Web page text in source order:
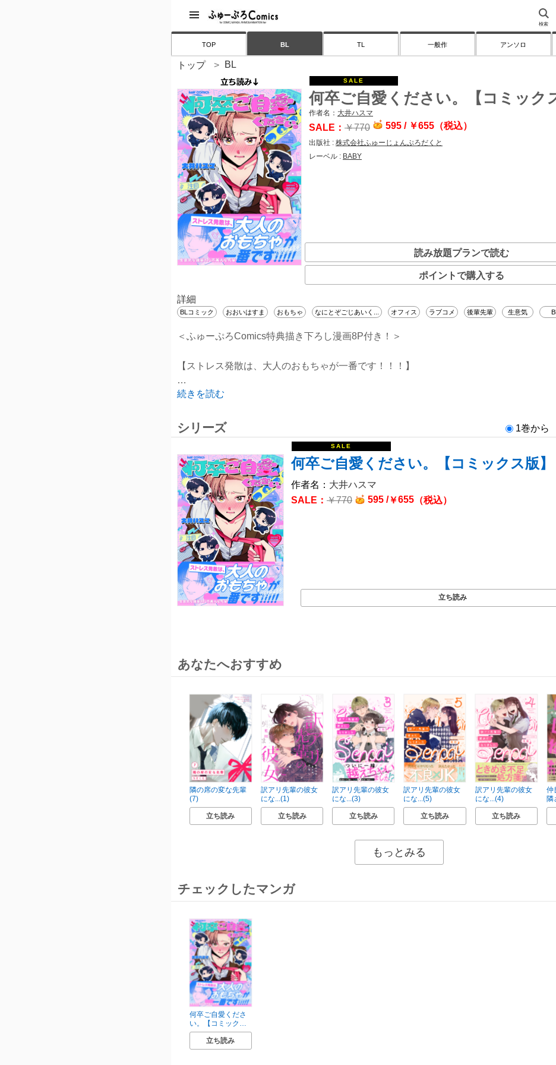
検索
TOP BL TL 一般作 アンソロ
トップ BL
何卒ご自愛ください。【コミック
大井ハスマ
￥770 595 / ￥655（税込）
株式会社ふゅーじょんぷろだくと
BABY
読み放題プランで読む
ポイントで購入する
詳細
BLコミック おおいはすま おもちゃ なにとぞごじあいく... オフィス ラブコメ 後輩先輩 生意気 BL
＜ふゅーぷろComics特典描き下ろし漫画8P付き！＞
【ストレス発散は、大人のおもちゃが一番です！！！】
生意気な後輩×八方美人な先輩
ーー昔から八方美人な性格の下野（しもの）は、会社でも「イイヤツ」を演じて毎日残
そんな下野のストレス発散方法はオトナのおもちゃでオ◯ニーをしまくること。
ある日、つい魔がさして会社で行為に耽っていたところ、後輩の上田（うえだ）に見つ
バラされたくなければオ◯ニーをもっと見せろと脅迫されて……！？
何を考えているかわからない後輩×押しに弱い先輩がおくるオフィスラブコメ！
続きを読む
シリーズ 1巻から
何卒ご自愛ください。【コミックス版】
大井ハスマ
￥770 595 /￥655 （税込）
立ち読み
あなたへおすすめ
隣の席の変な先輩
(7)
立ち読み
訳アリ先輩の彼女
にな...(1)
立ち読み
訳アリ先輩の彼女
にな...(3)
立ち読み
訳アリ先輩の彼女
にな...(5)
立ち読み
訳アリ先輩の彼女
にな...(4)
立ち読み
仲
隣
もっとみる
チェックしたマンガ
何卒ご自愛くださ
い。【コミックス
版】
立ち読み